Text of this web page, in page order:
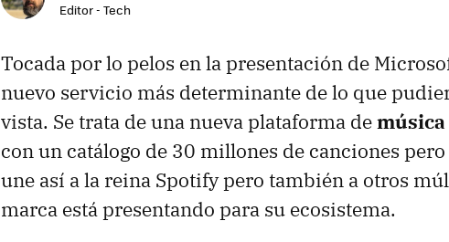
Editor - Tech
Tocada por lo pelos en la presentación de
nuevo servicio más determinante de lo que
vista. Se trata de una nueva plataforma de
con un catálogo de 30 millones de canciones
une así a la reina Spotify pero también a otros
marca está presentando para su ecosistema.